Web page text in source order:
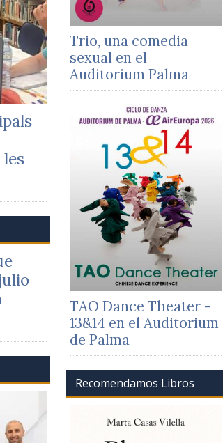
Trio, una comedia
sexual en el
Auditorium Palma
TAO Dance Theater -
13&14 en el Auditorium
de Palma
Recomendamos Libros